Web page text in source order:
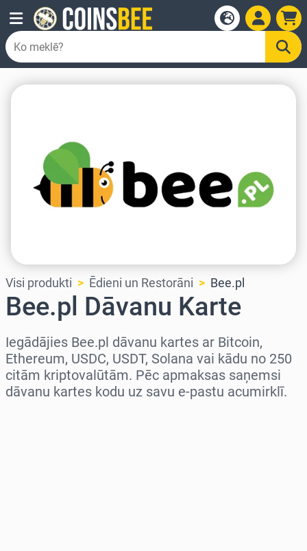
Visi produkti Ēdieni un Restorāni Bee.pl
Bee.pl Dāvanu Karte
Iegādājies Bee.pl dāvanu kartes ar Bitcoin,
Ethereum, USDC, USDT, Solana vai kādu no 250
citām kriptovalūtām. Pēc apmaksas saņemsi
dāvanu kartes kodu uz savu e-pastu acumirklī.